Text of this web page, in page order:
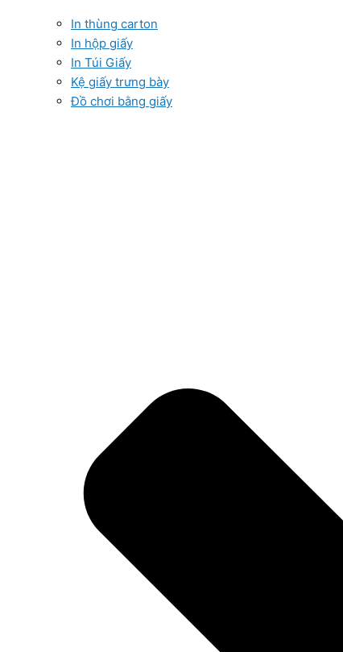
In thùng carton
In hộp giấy
In Túi Giấy
Kệ giấy trưng bày
Đồ chơi bằng giấy